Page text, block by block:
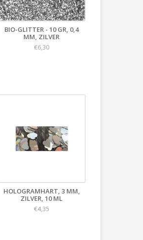
BIO-GLITTER - 10 GR, 0,4
MM, ZILVER
€6,30
HOLOGRAMHART, 3 MM,
ZILVER, 10 ML
€4,35